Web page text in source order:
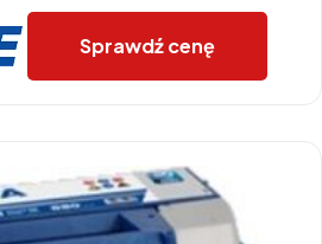
Sprawdź cenę